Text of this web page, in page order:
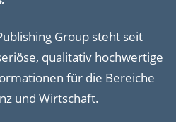
Group steht seit
qualitativ hochwertige
für die Bereiche
und Wirtschaft.